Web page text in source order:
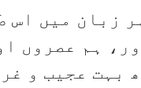
زبان میں اس
ہم عصروں
بہت عجیب و